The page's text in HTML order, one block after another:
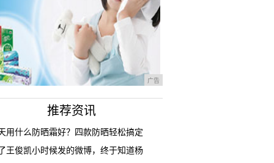
广告
推荐资讯
用什么防晒霜好？四款防晒轻松搞定
王俊凯小时候发的微博，终于知道杨